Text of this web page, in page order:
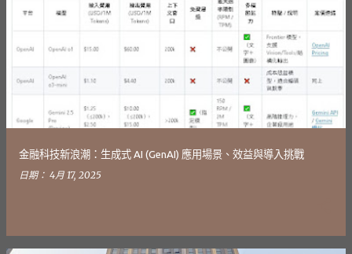
金融科技新浪潮：生成式 AI (GenAI) 應用場景、效益與導入挑戰
日期： 4月 17, 2025